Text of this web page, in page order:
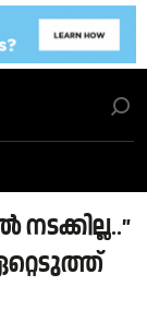
ഏറ്റെടുത്ത്